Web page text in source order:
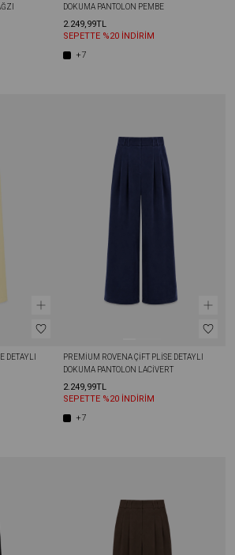
DOKUMA PANTOLON PEMBE
2.249,99TL
SEPETTE %20 İNDİRİM
+7
DETAYLI
PREMIUM ROVENA ÇIFT PLISE DETAYLI
DOKUMA PANTOLON LACIVERT
2.249,99TL
SEPETTE %20 İNDİRİM
+7